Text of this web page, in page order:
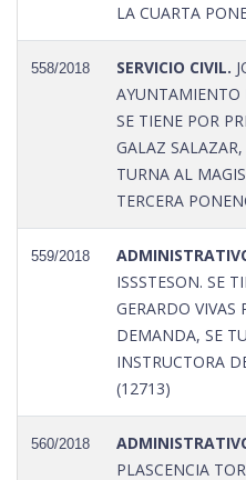
LA CUARTA
558/2018 SERVICIO CIVIL.
AYUNTAMIENTO
SE TIENE POR
GALAZ
TURNA AL
TERCERA
559/2018
ISSSTESON. SE
GERARDO VIVAS
DEMANDA, SE
INSTRUCTORA
(12713)
560/2018
PLASCENCIA